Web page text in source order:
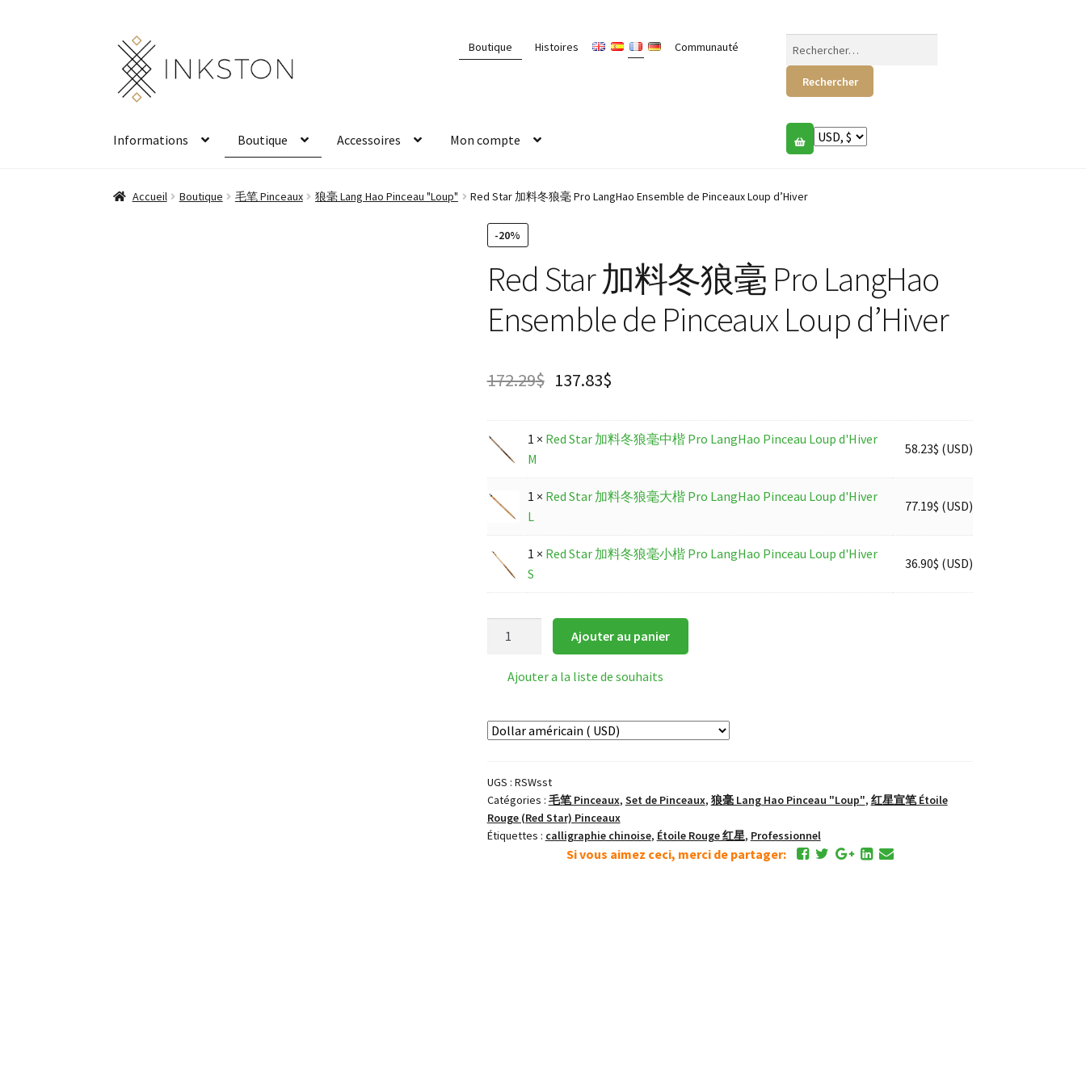
Aller
la
navigation
Aller
au
contenu
Boutique Histoires Communauté
Informations Boutique Accessoires Mon compte
Accueil Boutique 毛笔 Pinceaux 狼毫 Lang Hao Pinceau "Loup" Red Star 加料冬狼毫 Pro LangHao Ensemble de Pinceaux Loup d’Hiver
-20%
Red Star 加料冬狼毫 Pro LangHao
Ensemble de Pinceaux Loup d’Hiver
172.29$ 137.83$
1 × Red Star 加料冬狼毫中楷 Pro LangHao Pinceau Loup d'Hiver
M
58.23$ (USD)
1 × Red Star 加料冬狼毫大楷 Pro LangHao Pinceau Loup d'Hiver
L
77.19$ (USD)
1 × Red Star 加料冬狼毫小楷 Pro LangHao Pinceau Loup d'Hiver
S
36.90$ (USD)
料
毫
Pro
LangHao
Ajouter au panier
Ajouter a la liste de souhaits
UGS : RSWsst
Catégories : 毛笔 Pinceaux, Set de Pinceaux, 狼毫 Lang Hao Pinceau "Loup", 红星宣笔 Étoile
Rouge (Red Star) Pinceaux
Étiquettes : calligraphie chinoise, Étoile Rouge 红星, Professionnel
Si vous aimez ceci, merci de partager: